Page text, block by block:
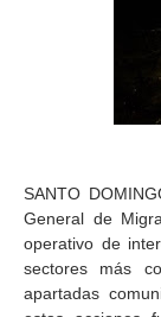
SANTO
General de
operativo de
sectores más
apartadas